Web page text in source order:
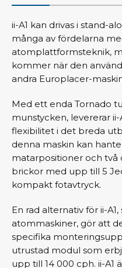
ii-A1 kan drivas i stand-
många av fördelarna
atomplattformsteknik,
kommer när den
andra Europlacer-
Med ett enda Tornado
munstycken, levererar
flexibilitet i det breda
denna maskin kan
matarpositioner och två
brickor med upp till 5
kompakt fotavtryck.
En rad alternativ för ii-
atommaskiner, gör att
specifika
utrustad modul som
upp till 14 000 cph. ii-A1